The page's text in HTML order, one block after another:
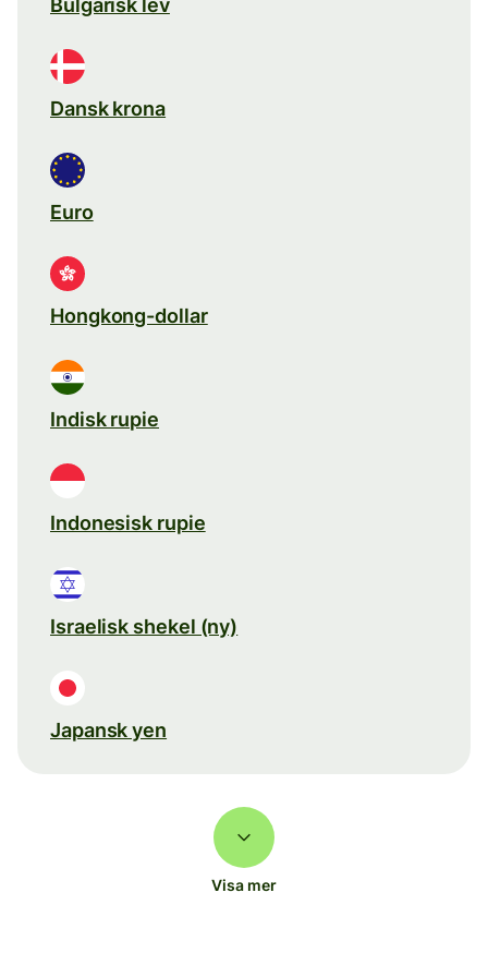
Bulgarisk lev
Dansk krona
Euro
Hongkong-dollar
Indisk rupie
Indonesisk rupie
Israelisk shekel (ny)
Japansk yen
Visa mer